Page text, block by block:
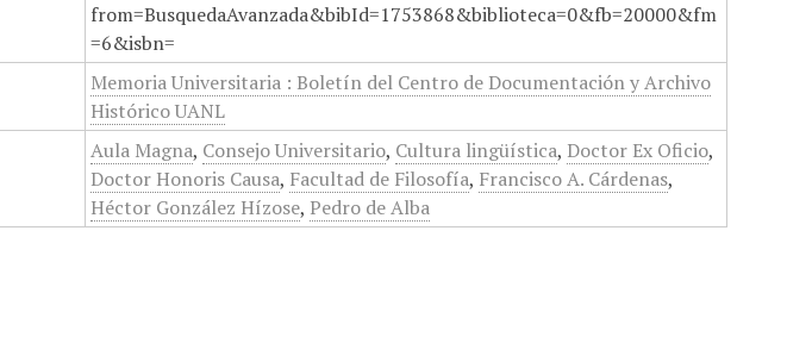
from=BusquedaAvanzada&bibId=1753868&biblioteca=0&fb=20000&fm
=6&isbn=
Memoria Universitaria : Boletín del Centro de Documentación y Archivo
Histórico UANL
Aula Magna, Consejo Universitario, Cultura lingüística, Doctor Ex Oficio,
Doctor Honoris Causa, Facultad de Filosofía, Francisco A. Cárdenas,
Héctor González Hízose, Pedro de Alba